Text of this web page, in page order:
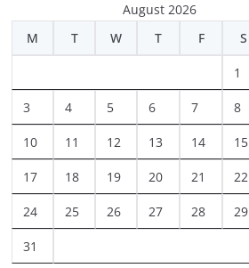
August 2026
M
T W T F S
1
3 4 5 6 7 8
10 11 12 13 14 15
17 18 19 20 21 22
24 25 26 27 28 29
31